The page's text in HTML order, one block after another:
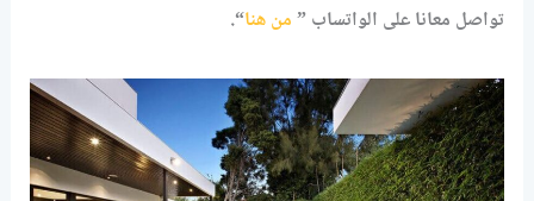
تواصل معانا على الواتساب ”من هنا“.